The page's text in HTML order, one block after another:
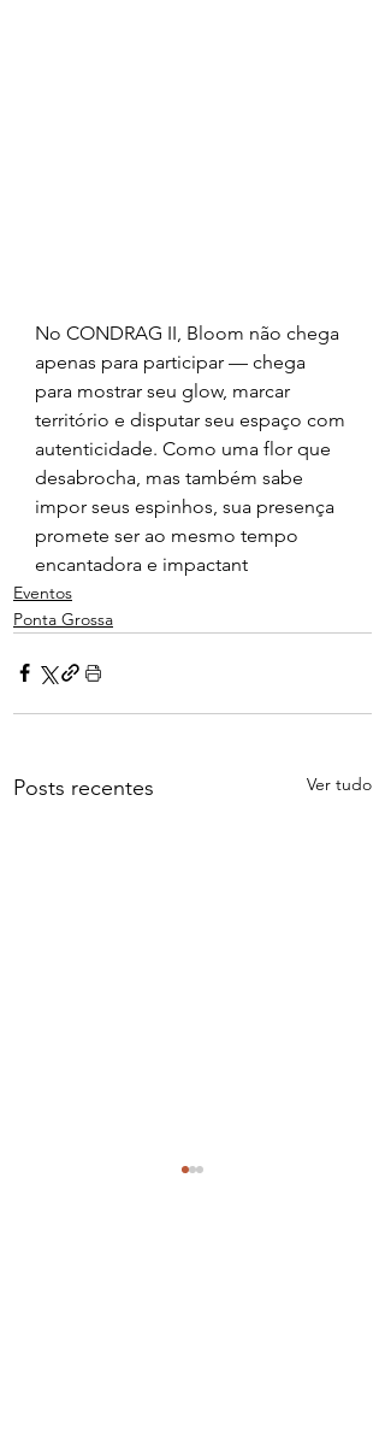
No CONDRAG II, Bloom não chega
apenas para participar — chega
para mostrar seu glow, marcar
território e disputar seu espaço com
autenticidade. Como uma flor que
desabrocha, mas também sabe
impor seus espinhos, sua presença
promete ser ao mesmo tempo
encantadora e impactant
Eventos
Ponta Grossa
Posts recentes Ver tudo